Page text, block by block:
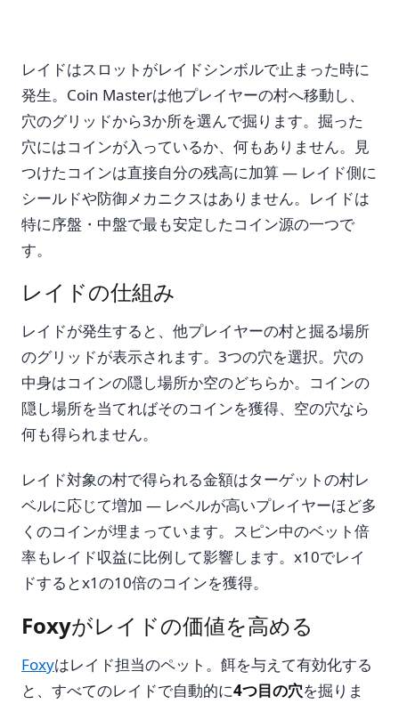
レイドはスロットがレイドシンボルで止まった時に
発生。Coin Masterは他プレイヤーの村へ移動し、
穴のグリッドから3か所を選んで掘ります。掘った
穴にはコインが入っているか、何もありません。見
つけたコインは直接自分の残高に加算 — レイド側に
シールドや防御メカニクスはありません。レイドは
特に序盤・中盤で最も安定したコイン源の一つで
す。
レイドの仕組み
レイドが発生すると、他プレイヤーの村と掘る場所
のグリッドが表示されます。3つの穴を選択。穴の
中身はコインの隠し場所か空のどちらか。コインの
隠し場所を当てればそのコインを獲得、空の穴なら
何も得られません。
レイド対象の村で得られる金額はターゲットの村レ
ベルに応じて増加 — レベルが高いプレイヤーほど多
くのコインが埋まっています。スピン中のベット倍
率もレイド収益に比例して影響します。x10でレイ
ドするとx1の10倍のコインを獲得。
Foxyがレイドの価値を高める
Foxyはレイド担当のペット。餌を与えて有効化する
と、すべてのレイドで自動的に4つ目の穴を掘りま